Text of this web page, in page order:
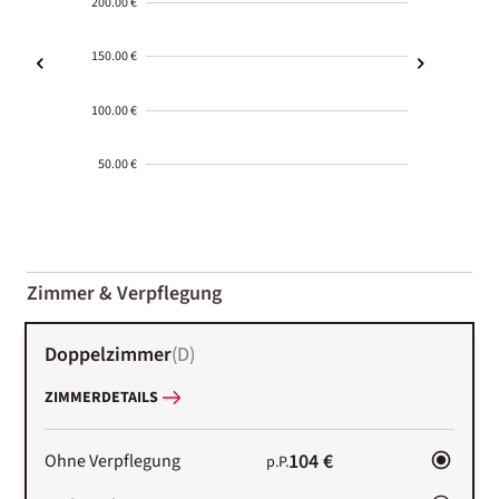
150.00 €
100.00 €
50.00 €
01-02
Zimmer & Verpflegung
Doppelzimmer(D)
ZIMMERDETAILS
Ohne Verpflegung p.P.104 €